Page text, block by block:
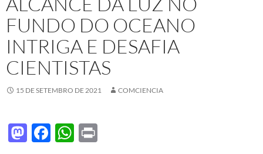
FUNDO DO OCEANO
INTRIGA E DESAFIA
CIENTISTAS
15 DE SETEMBRO DE 2021 COMCIENCIA
M F
W